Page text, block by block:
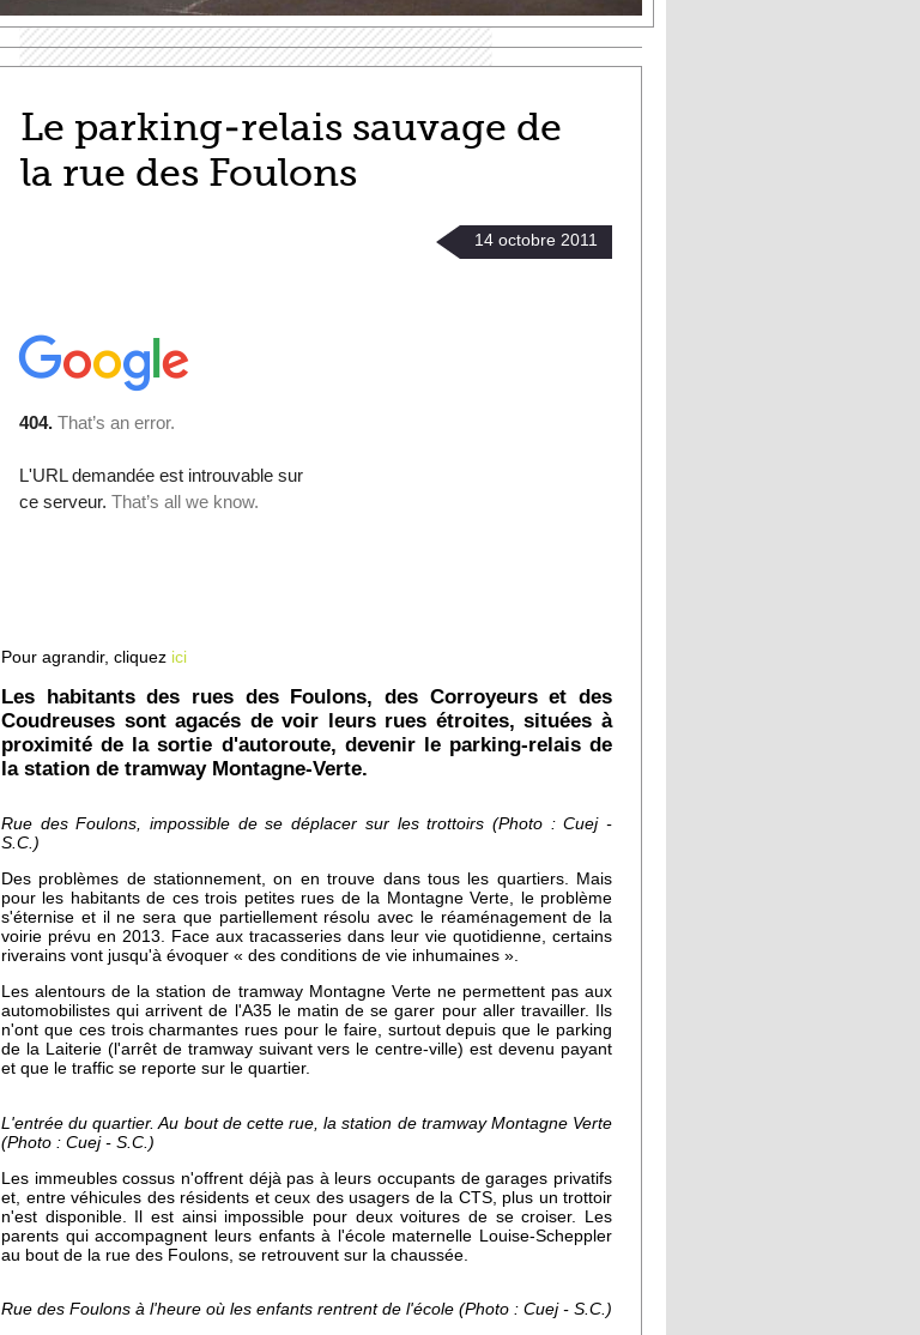
Le parking-relais sauvage de
la rue des Foulons
14 octobre 2011
Pour agrandir, cliquez ici
Les habitants des rues des Foulons, des Corroyeurs et des
Coudreuses sont agacés de voir leurs rues étroites, situées à
proximité de la sortie d'autoroute, devenir le parking-relais de
la station de tramway Montagne-Verte.
Rue des Foulons, impossible de se déplacer sur les trottoirs (Photo : Cuej -
S.C.)
Des problèmes de stationnement, on en trouve dans tous les quartiers. Mais
pour les habitants de ces trois petites rues de la Montagne Verte, le problème
s'éternise et il ne sera que partiellement résolu avec le réaménagement de la
voirie prévu en 2013. Face aux tracasseries dans leur vie quotidienne, certains
riverains vont jusqu'à évoquer « des conditions de vie inhumaines ».
Les alentours de la station de tramway Montagne Verte ne permettent pas aux
automobilistes qui arrivent de l'A35 le matin de se garer pour aller travailler. Ils
n'ont que ces trois charmantes rues pour le faire, surtout depuis que le parking
de la Laiterie (l'arrêt de tramway suivant vers le centre-ville) est devenu payant
et que le traffic se reporte sur le quartier.
L'entrée du quartier. Au bout de cette rue, la station de tramway Montagne Verte
(Photo : Cuej - S.C.)
Les immeubles cossus n'offrent déjà pas à leurs occupants de garages privatifs
et, entre véhicules des résidents et ceux des usagers de la CTS, plus un trottoir
n'est disponible. Il est ainsi impossible pour deux voitures de se croiser. Les
parents qui accompagnent leurs enfants à l'école maternelle Louise-Scheppler
au bout de la rue des Foulons, se retrouvent sur la chaussée.
Rue des Foulons à l'heure où les enfants rentrent de l'école (Photo : Cuej - S.C.)